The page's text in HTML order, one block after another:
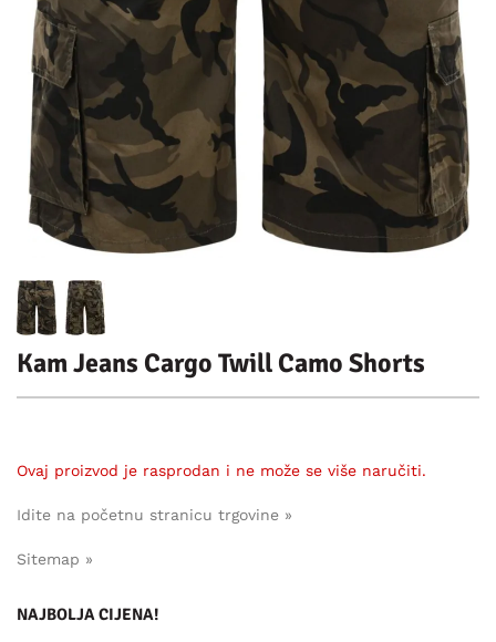
Kam Jeans Cargo Twill Camo Shorts
Ovaj proizvod je rasprodan i ne može se više naručiti.
Idite na početnu stranicu trgovine »
Sitemap »
NAJBOLJA CIJENA!